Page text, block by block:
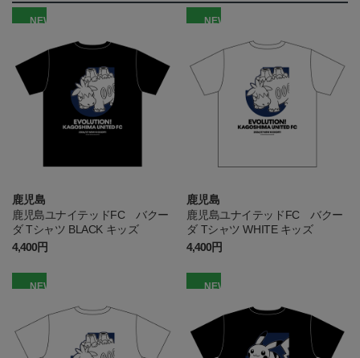
NEW
鹿児島
鹿児島ユナイテッドFC バクー
ダ Tシャツ BLACK キッズ
4,400円
NEW
鹿児島
鹿児島ユナイテッドFC バクー
ダ Tシャツ WHITE キッズ
4,400円
NEW NEW